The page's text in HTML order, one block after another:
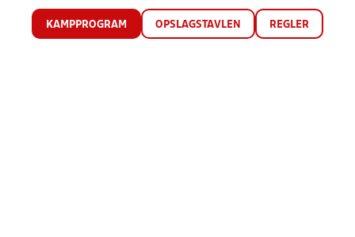
KAMPPROGRAM OPSLAGSTAVLEN REGLER